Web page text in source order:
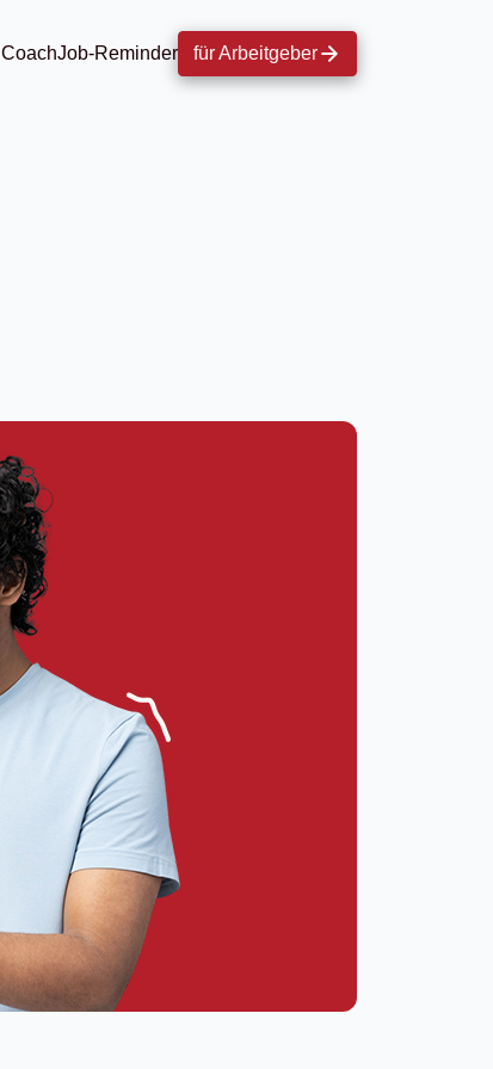
Job-Reminder für Arbeitgeber